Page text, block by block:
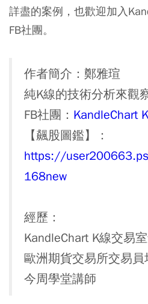
詳盡的案例，也歡迎加入
FB社團。
作者簡介：鄭雅瑄
純K線的技術分析來觀
FB社團： KandleChart
【飆股圖鑑】：
https://
168new
經歷：
KandleChart K線交易
歐洲期貨交易所交易員
今周學堂講師